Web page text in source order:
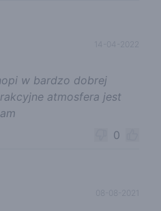
w bardzo dobrej
atmosfera jest
0